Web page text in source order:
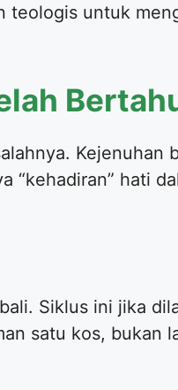
untuk
Kejenuhan
“kehadiran” hati
Siklus ini jika
satu kos, bukan